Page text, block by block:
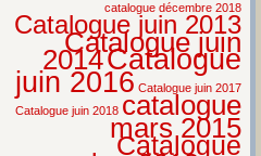
catalogue décembre 2018
Catalogue juin 2013
Catalogue juin
2014Catalogue
juin 2016 Catalogue juin 2017
Catalogue juin 2018 catalogue
mars 2015
Catalogue